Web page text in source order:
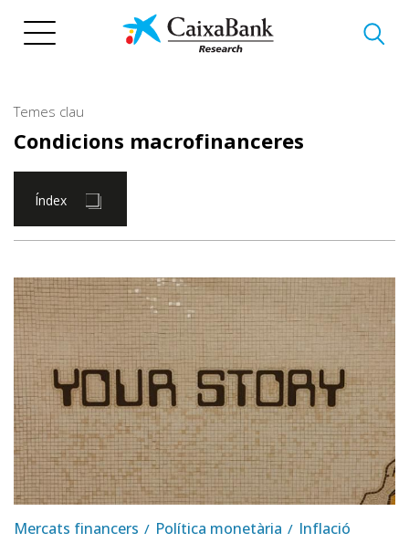
Temes clau
Condicions macrofinanceres
Índex
Mercats financers Política monetària Inflació